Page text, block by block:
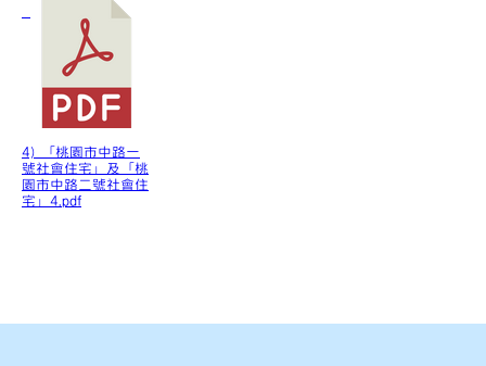
4) 「桃園市中路一
號社會住宅」及「桃
園市中路二號社會住
宅」4.pdf